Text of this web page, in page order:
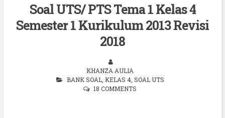
Soal UTS/ PTS Tema 1 Kelas 4
Semester 1 Kurikulum 2013 Revisi
2018
KHANZA AULIA
BANK SOAL, KELAS 4, SOAL UTS
18 COMMENTS